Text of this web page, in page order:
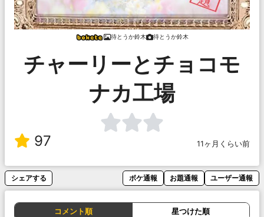
待とうか鈴木 待とうか鈴木
チャーリーとチョコモ
ナカ工場
97 11ヶ月くらい前
シェアする ボケ通報 お題通報 ユーザー通報
コメント順 星つけた順